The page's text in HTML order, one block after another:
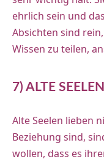
ehrlich sein und
Absichten sind
Wissen zu teilen,
7) ALTE
Alte Seelen lieben
Beziehung sind,
wollen, dass es